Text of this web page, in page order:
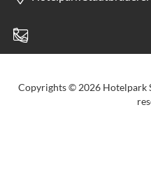
Copyrights © 2026 Hotelpark